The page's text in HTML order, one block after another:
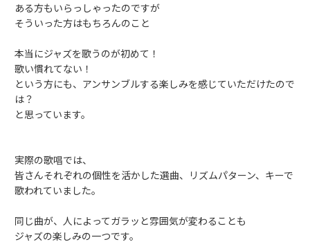
ある方もいらっしゃったのですが
そういった方はもちろんのこと
本当にジャズを歌うのが初めて！
歌い慣れてない！
という方にも、アンサンブルする楽しみを感じていただけたので
は？
と思っています。
実際の歌唱では、
皆さんそれぞれの個性を活かした選曲、リズムパターン、キーで
歌われていました。
同じ曲が、人によってガラッと雰囲気が変わることも
ジャズの楽しみの一つです。